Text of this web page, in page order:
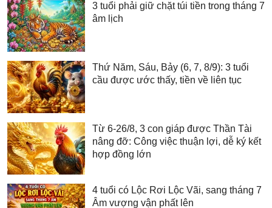
3 tuổi phải giữ chặt túi tiền trong tháng 7
âm lịch
Thứ Năm, Sáu, Bảy (6, 7, 8/9): 3 tuổi
cầu được ước thấy, tiền về liên tục
Từ 6-26/8, 3 con giáp được Thần Tài
nâng đỡ: Công việc thuận lợi, dễ ký kết
hợp đồng lớn
4 tuổi có Lộc Rơi Lộc Vãi, sang tháng 7
Âm vượng vận phất lên